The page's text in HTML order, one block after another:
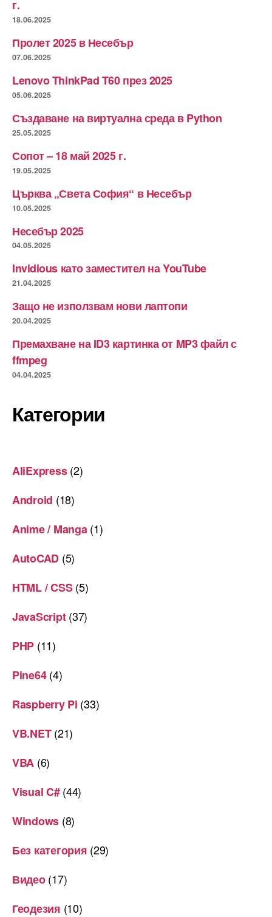
г.
18.06.2025
Пролет 2025 в Несебър
07.06.2025
Lenovo ThinkPad T60 през 2025
05.06.2025
Създаване на виртуална среда в Python
25.05.2025
Сопот – 18 май 2025 г.
19.05.2025
Църква „Света София“ в Несебър
10.05.2025
Несебър 2025
04.05.2025
Invidious като заместител на YouTube
21.04.2025
Защо не използвам нови лаптопи
20.04.2025
Премахване на ID3 картинка от MP3 файл с
ffmpeg
04.04.2025
Категории
AliExpress(2)
Android (18)
Anime / Manga (1)
AutoCAD (5)
HTML / CSS(5)
JavaScript(37)
PHP (11)
Pine64(4)
Raspberry Pi (33)
VB.NET(21)
VBA (6)
Visual C#(44)
Windows (8)
Без категория (29)
Видео(17)
Геодезия (10)